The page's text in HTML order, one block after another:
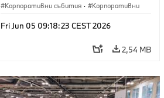
Корпоративни събития · Корпоративни
Fri Jun 05 09:18:23 CEST 2026
2,54 MB